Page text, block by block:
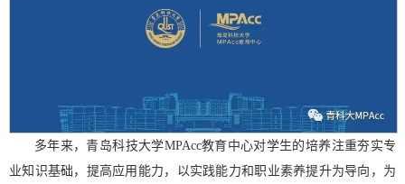
多年来，青岛科技大学MPAcc教育中心对学生的培养注重夯实专
业知识基础，提高应用能力，以实践能力和职业素养提升为导向，为